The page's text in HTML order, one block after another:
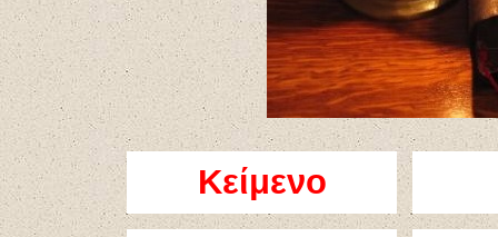
Κείμενο